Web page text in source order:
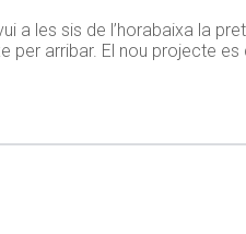
a les sis de l’horabaixa la
arribar. El nou projecte